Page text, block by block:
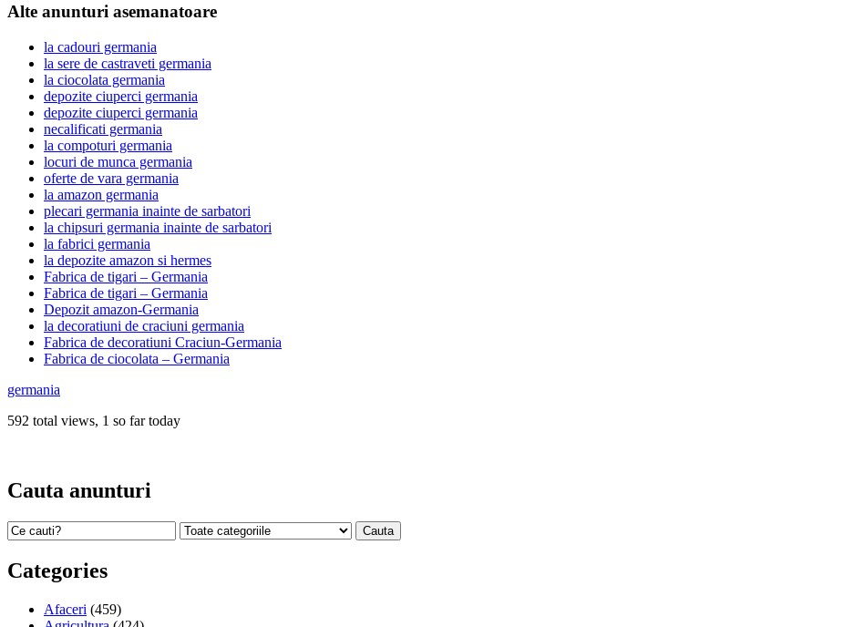
Alte anunturi asemanatoare
la cadouri germania
la sere de castraveti germania
la ciocolata germania
depozite ciuperci germania
depozite ciuperci germania
necalificati germania
la compoturi germania
locuri de munca germania
oferte de vara germania
la amazon germania
plecari germania inainte de sarbatori
la chipsuri germania inainte de sarbatori
la fabrici germania
la depozite amazon si hermes
Fabrica de tigari – Germania
Fabrica de tigari – Germania
Depozit amazon-Germania
la decoratiuni de craciuni germania
Fabrica de decoratiuni Craciun-Germania
Fabrica de ciocolata – Germania
germania
592 total views, 1 so far today
Cauta anunturi
Categories
Afaceri (459)